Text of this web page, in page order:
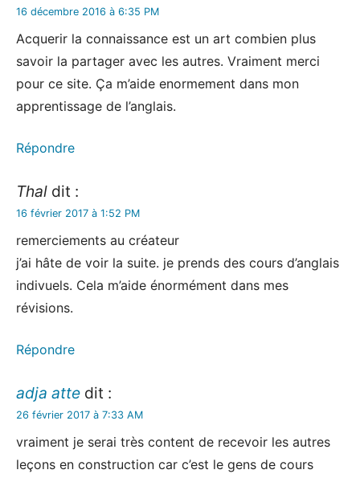
16 décembre 2016 à 6:35 PM
Acquerir la connaissance est un art combien plus
savoir la partager avec les autres. Vraiment merci
pour ce site. Ça m’aide enormement dans mon
apprentissage de l’anglais.
Répondre
Thal dit :
16 février 2017 à 1:52 PM
remerciements au créateur
j’ai hâte de voir la suite. je prends des cours d’anglais
indivuels. Cela m’aide énormément dans mes
révisions.
Répondre
adja atte dit :
26 février 2017 à 7:33 AM
vraiment je serai très content de recevoir les autres
leçons en construction car c’est le gens de cours